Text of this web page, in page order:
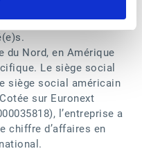
la prise de décision,
avec les clients,
du Nord, en Amérique
Le siège social
siège social américain
sur Euronext
l’entreprise a
chiffre d’affaires en